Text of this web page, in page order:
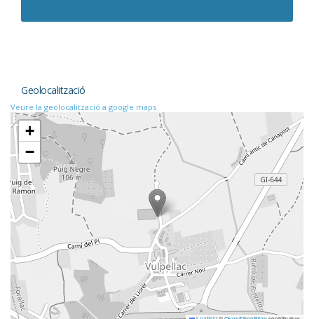
Geolocalització
Veure la geolocalització a google maps
+
−